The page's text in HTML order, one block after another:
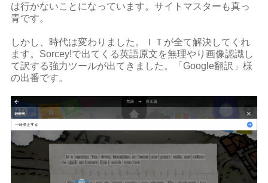
は行かないことになっています。サイトマスターも真っ
青です。
しかし、時代は変わりました。ＩＴが全て解決してくれ
ます。Sorcey!で出てくる英語原文を無理やり画像認識し
て訳する強力ツールが出てきました。「Google翻訳」様
の出番です。